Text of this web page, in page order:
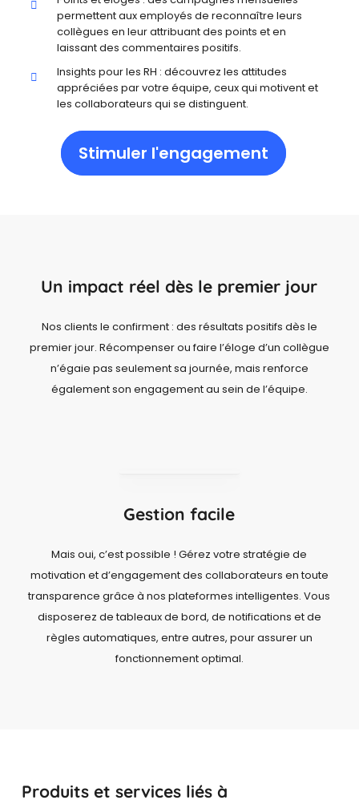
permettent aux employés de reconnaître leurs
collègues en leur attribuant des points et en
laissant des commentaires positifs.
Insights pour les RH : découvrez les attitudes
appréciées par votre équipe, ceux qui motivent et
les collaborateurs qui se distinguent.
Stimuler l'engagement
Un impact réel dès le premier jour
Nos clients le confirment : des résultats positifs dès le
premier jour. Récompenser ou faire l’éloge d’un collègue
n’égaie pas seulement sa journée, mais renforce
également son engagement au sein de l’équipe.
Gestion facile
Mais oui, c’est possible ! Gérez votre stratégie de
motivation et d’engagement des collaborateurs en toute
transparence grâce à nos plateformes intelligentes. Vous
disposerez de tableaux de bord, de notifications et de
règles automatiques, entre autres, pour assurer un
fonctionnement optimal.
Produits et services liés à